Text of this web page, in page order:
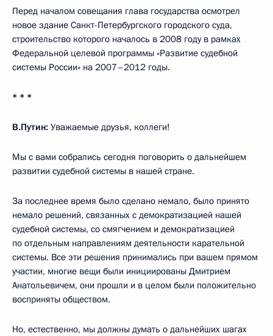
Перед началом совещания глава государства осмотрел
новое здание Санкт-Петербургского городского суда,
строительство которого началось в 2008 году в рамках
Федеральной целевой программы «Развитие судебной
системы России» на 2007–2012 годы.
* * *
В.Путин: Уважаемые друзья, коллеги!
Мы с вами собрались сегодня поговорить о дальнейшем
развитии судебной системы в нашей стране.
За последнее время было сделано немало, было принято
немало решений, связанных с демократизацией нашей
судебной системы, со смягчением и демократизацией
по отдельным направлениям деятельности карательной
системы. Все эти решения принимались при вашем прямом
участии, многие вещи были инициированы Дмитрием
Анатольевичем, они прошли и в целом были положительно
восприняты обществом.
Но, естественно, мы должны думать о дальнейших шагах